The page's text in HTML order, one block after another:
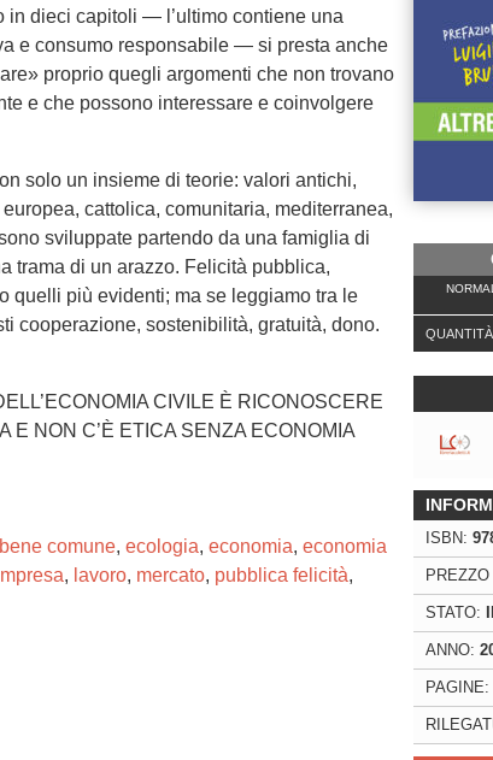
QUANTITÀ
ISBN:
STATO:
ANNO:
PAGINE:
in dieci capitoli — l’ultimo contiene una
e consumo responsabile — si presta anche
proprio quegli argomenti che non trovano
e che possono interessare e coinvolgere
solo un insieme di teorie: valori antichi,
cattolica, comunitaria, mediterranea,
sviluppate partendo da una famiglia di
trama di un arazzo. Felicità pubblica,
quelli più evidenti; ma se leggiamo tra le
cooperazione, sostenibilità, gratuità, dono.
CIVILE È RICONOSCERE
E NON C’È ETICA SENZA ECONOMIA
bene comune, ecologia, economia, economia
, lavoro, mercato, pubblica felicità,